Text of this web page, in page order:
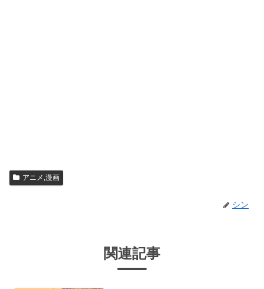
アニメ,漫画
シン
関連記事